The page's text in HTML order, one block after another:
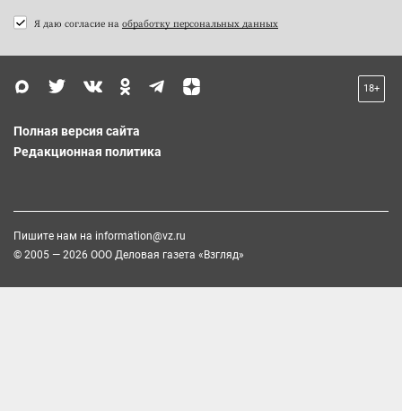
Я даю согласие на обработку персональных данных
18+
Полная версия сайта
Редакционная политика
Пишите нам на information@vz.ru
© 2005 — 2026 ООО Деловая газета «Взгляд»